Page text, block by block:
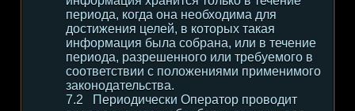
периода, когда она необходима для
достижения целей, в которых такая
информация была собрана, или в течение
периода, разрешенного или требуемого в
соответствии с положениями применимого
законодательства.
Периодически Оператор проводит